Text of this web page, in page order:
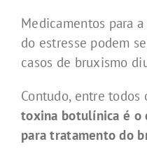
Medicamentos para
do estresse podem
casos de bruxismo
Contudo, entre todos
toxina botulínica é o
para tratamento do